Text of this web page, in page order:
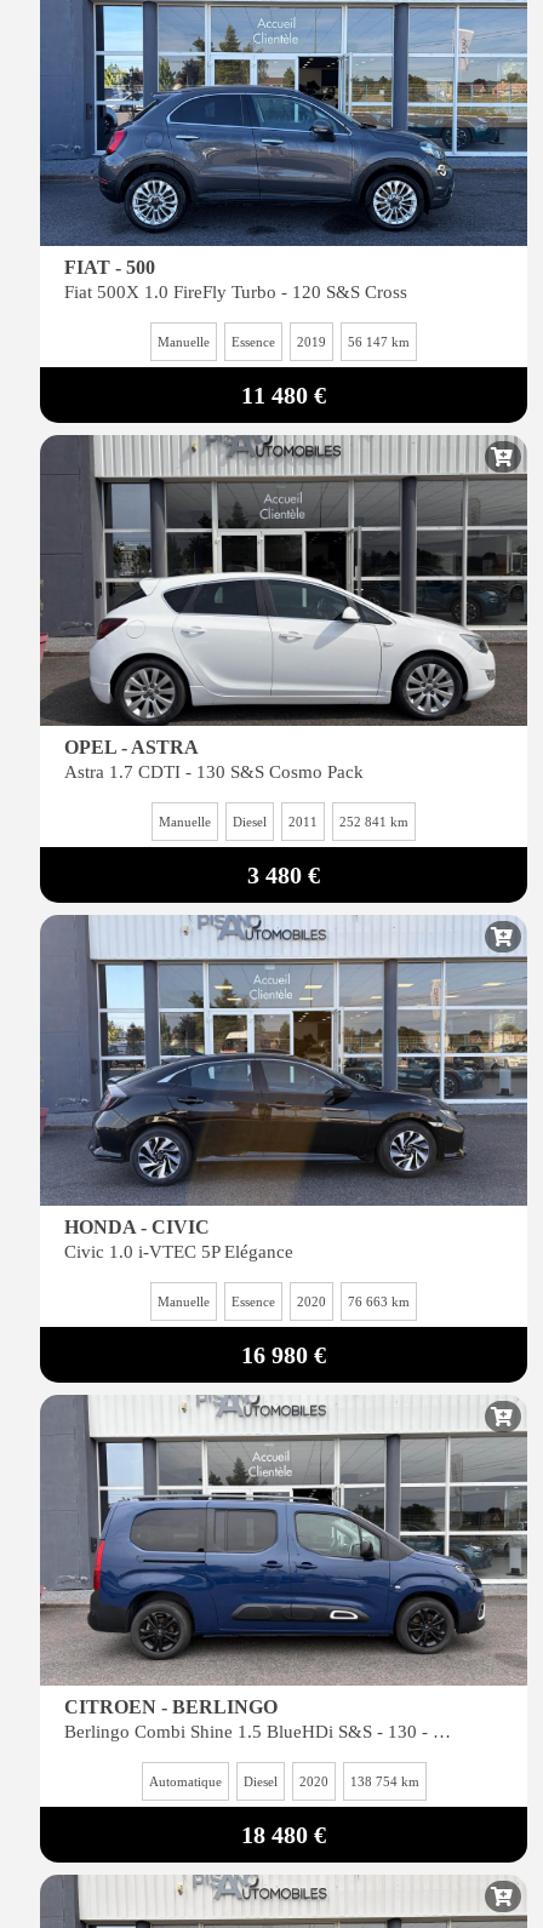
FIAT - 500
Fiat 500X 1.0 FireFly Turbo - 120 S&S Cross
Manuelle Essence 2019 56 147 km
11 480 €
OPEL - ASTRA
Astra 1.7 CDTI - 130 S&S Cosmo Pack
Manuelle Diesel 2011 252 841 km
3 480 €
HONDA - CIVIC
Civic 1.0 i-VTEC 5P Elégance
Manuelle Essence 2020 76 663 km
16 980 €
CITROEN - BERLINGO
Berlingo Combi Shine 1.5 BlueHDi S&S - 130 - BV EAT8
Automatique Diesel 2020 138 754 km
18 480 €